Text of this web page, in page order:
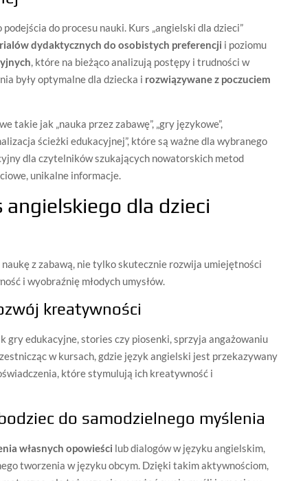
do procesu nauki. Kurs „angielski dla dzieci”
dydaktycznych do osobistych preferencji i poziomu
, które na bieżąco analizują postępy i trudności w
były optymalne dla dziecka i rozwiązywane z poczuciem
takie jak „nauka przez zabawę”, „gry językowe”,
ścieżki edukacyjnej”, które są ważne dla wybranego
dla czytelników szukających nowatorskich metod
unikalne informacje.
dla dzieci
naukę z zabawą, nie tylko skutecznie rozwija umiejętności
i wyobraźnię młodych umysłów.
kreatywności
gry edukacyjne, stories czy piosenki, sprzyja angażowaniu
w kursach, gdzie język angielski jest przekazywany
które stymulują ich kreatywność i
do samodzielnego myślenia
własnych opowieści lub dialogów w języku angielskim,
tworzenia w języku obcym. Dzięki takim aktywnościom,